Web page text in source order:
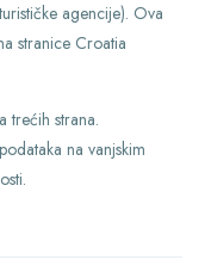
agencije). Ova
stranice Croatia
trećih strana.
na vanjskim